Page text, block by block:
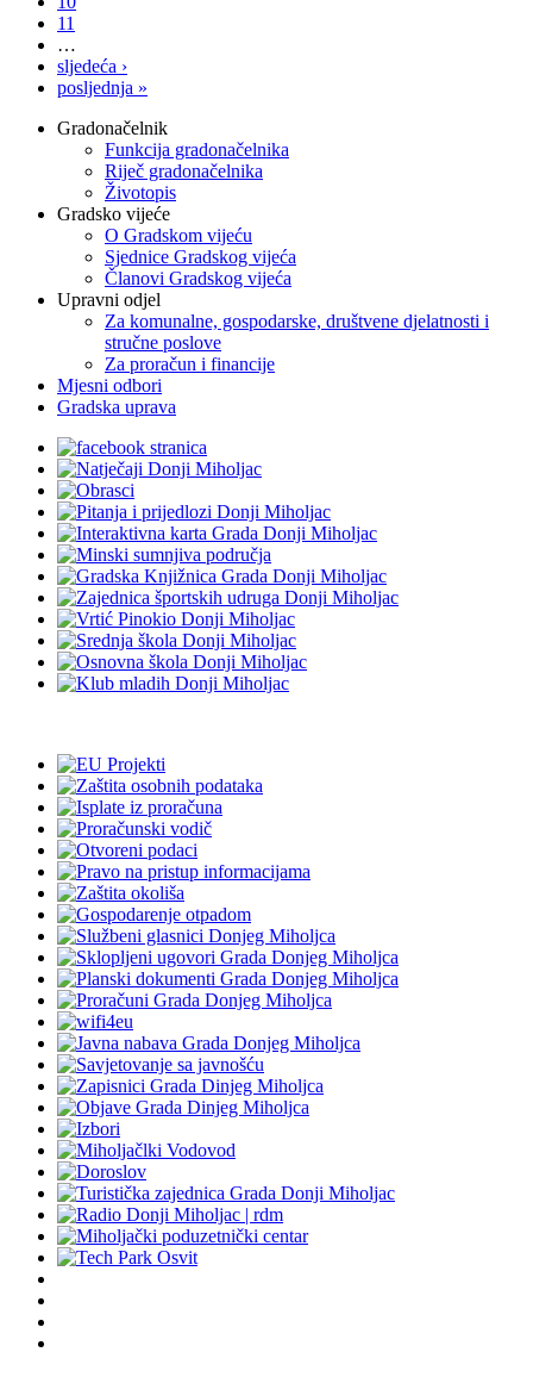
11
…
sljedeća ›
posljednja »
Gradonačelnik
Funkcija gradonačelnika
Riječ gradonačelnika
Životopis
Gradsko vijeće
O Gradskom vijeću
Sjednice Gradskog vijeća
Članovi Gradskog vijeća
Upravni odjel
Za komunalne, gospodarske, društvene djelatnosti i
stručne poslove
Za proračun i financije
Mjesni odbori
Gradska uprava